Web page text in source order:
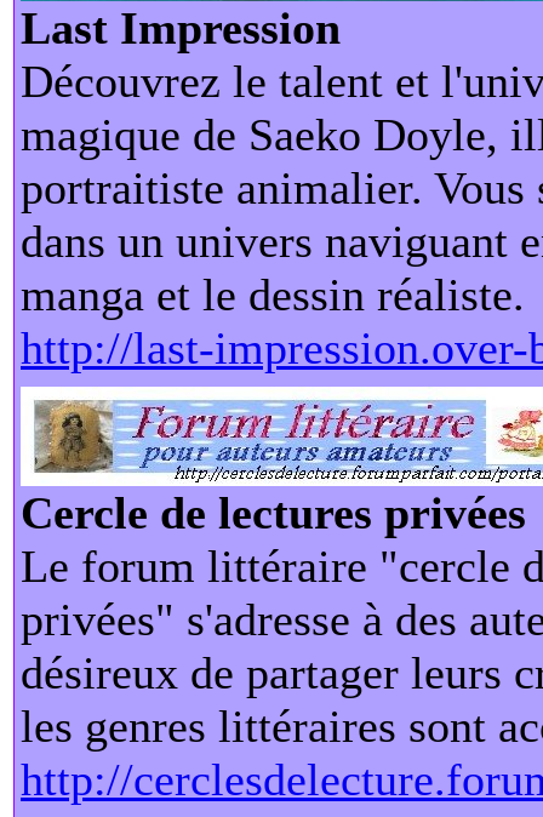
Last Impression
Découvrez le talent et
magique de Saeko Doyle,
portraitiste animalier. Vous
dans un univers naviguant
manga et le dessin réaliste.
http://last-impression.over-
Cercle de lectures privées
Le forum littéraire "cercle
privées" s'adresse à des
désireux de partager leurs
les genres littéraires sont
http://